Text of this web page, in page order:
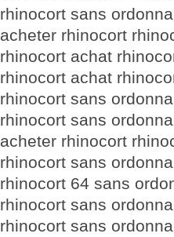
rhinocort sans
acheter rhinocort
rhinocort achat
rhinocort achat
rhinocort sans
rhinocort sans
acheter rhinocort
rhinocort sans
rhinocort 64 sans
rhinocort sans
rhinocort sans